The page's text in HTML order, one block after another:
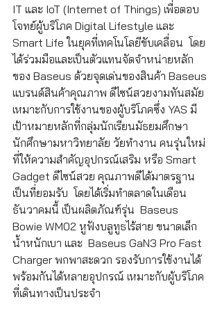
IT และ IoT (Internet of Things) เพื่อตอบ
โจทย์ผู้บริโภค Digital Lifestyle และ
Smart Life ในยุคที่เทคโนโลยีขับเคลื่อน  โดย
ได้ร่วมมือและเป็นตัวแทนจัดจำหน่ายหลัก
ของ Baseus ด้วยจุดเด่นของสินค้า Baseus
แบรนด์สินค้าคุณภาพ ดีไซน์สวยงามทันสมัย
เหมาะกับการใช้งานของผู้บริโภคซึ่ง YAS มี
เป้าหมายหลักที่กลุ่มนักเรียนมัธยมศึกษา
นักศึกษามหาวิทยาลัย วัยทำงาน คนรุ่นใหม่
ที่ให้ความสำคัญอุปกรณ์เสริม หรือ Smart
Gadget ดีไซน์สวย คุณภาพดีได้มาตรฐาน
เป็นที่ยอมรับ  โดยได้เริ่มทำตลาดในเดือน
ธันวาคมนี้ เป็นผลิตภัณฑ์รุ่น  Baseus
Bowie WM02 หูฟังบลูทูธไร้สาย ขนาดเล็ก
น้ำหนักเบา และ  Baseus GaN3 Pro Fast
Charger พกพาสะดวก รองรับการใช้งานได้
พร้อมกันได้หลายอุปกรณ์ เหมาะกับผู้บริโภค
ที่เดินทางเป็นประจำ